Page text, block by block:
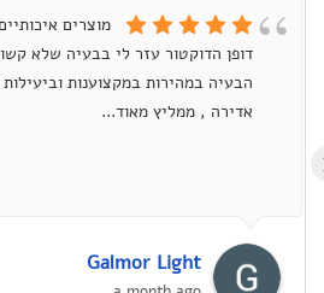
מוצרים איכותיים,
דופן הדוקטור עזר לי בבעיה שלא
הבעיה במהירות במקצוענות וביעילות
אדירה , ממליץ מאוד...
Galmor Light